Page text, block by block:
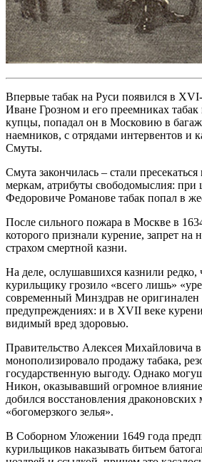
Впервые табак на Руси появился в
Иване Грозном и его преемниках
купцы, попадал он в Московию в
наемников, с отрядами интервентов и
Смуты.
Смута закончилась – стали
меркам, атрибуты свободомыслия: при
Федоровиче Романове табак попал в
После сильного пожара в Москве в
которого признали курение, запрет на
страхом смертной казни.
На деле, ослушавшихся казнили редко,
курильщику грозило «всего лишь»
современный Минздрав не оригинален
предупреждениях: и в XVII веке
видимый вред здоровью.
Правительство Алексея Михайловича
монополизировало продажу табака,
государственную выгоду. Однако
Никон, оказывавший огромное
добился восстановления драконовских
«богомерзкого зелья».
В Соборном Уложении 1649 года
курильщиков наказывать битьем